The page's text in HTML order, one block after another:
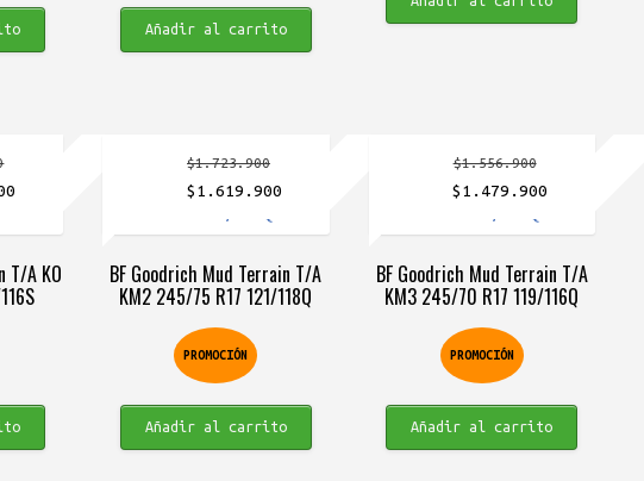
Añadir al carrito
T/A KO
es:
$1.357.900.
BF Goodrich Mud Terrain T/A
KM2 245/75 R17 121/118Q
PROMOCIÓN
$1.723.900
El
precio
era:
$1.723.900.
$1.619.900El
es:
$1.619.900.
Añadir al carrito
BF Goodrich Mud Terrain T/A
KM3 245/70 R17 119/116Q
PROMOCIÓN
$1.556.900
El
precio
era:
$1.556.900.
$1.479.900
es:
$1.479.900.
Añadir al carrito